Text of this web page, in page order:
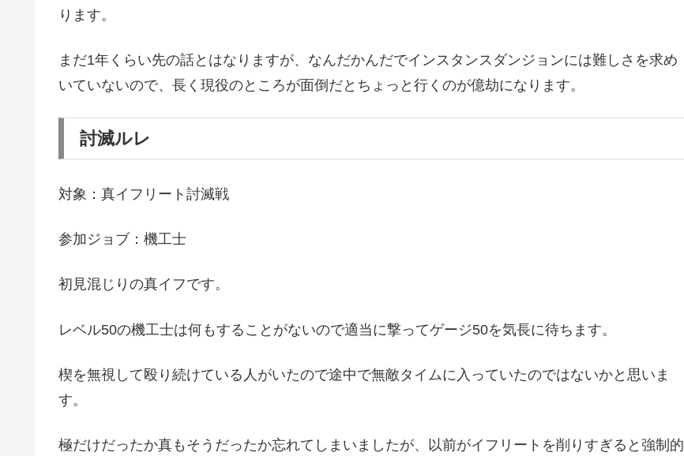
ります。
まだ1年くらい先の話とはなりますが、なんだかんだでインスタンスダンジョンには難しさを求め
いていないので、長く現役のところが面倒だとちょっと行くのが億劫になります。
討滅ルレ
対象：真イフリート討滅戦
参加ジョブ：機工士
初見混じりの真イフです。
レベル50の機工士は何もすることがないので適当に撃ってゲージ50を気長に待ちます。
楔を無視して殴り続けている人がいたので途中で無敵タイムに入っていたのではないかと思いま
す。
極だけだったか真もそうだったか忘れてしまいましたが、以前がイフリートを削りすぎると強制的